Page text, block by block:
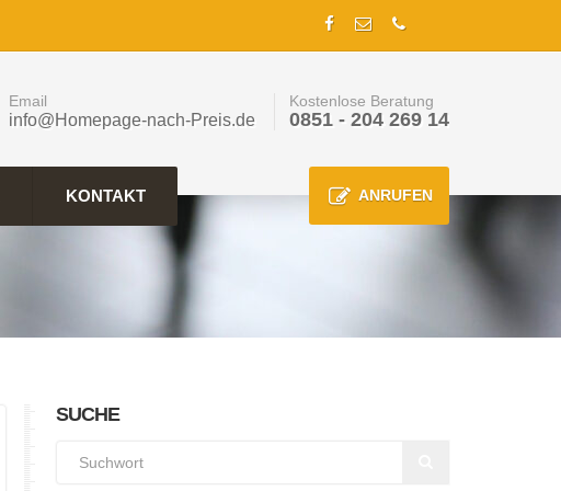
Email
info@Homepage-nach-Preis.de
Kostenlose Beratung
0851 - 204 269 14
KONTAKT ANRUFEN
SUCHE